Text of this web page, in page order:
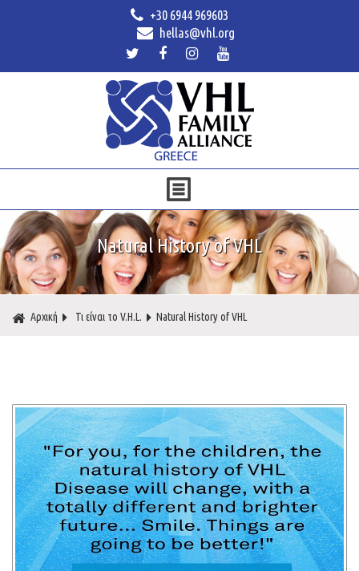
+30 6944 969603
hellas@vhl.org
Natural History of VHL
Αρχική Τι είναι το V.H.L. Natural History of VHL